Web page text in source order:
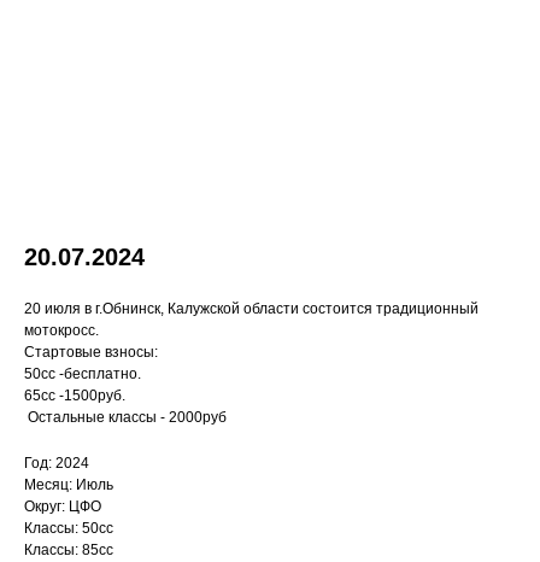
20.07.2024
20 июля в г.Обнинск, Калужской области состоится традиционный
мотокросс.
Стартовые взносы:
50сс -бесплатно.
65сс -1500руб.
Остальные классы - 2000руб
Год: 2024
Месяц: Июль
Округ: ЦФО
Классы: 50сс
Классы: 85сс